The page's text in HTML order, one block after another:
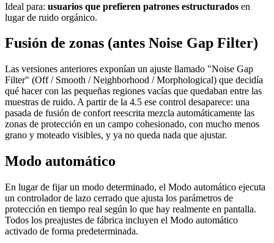
Ideal para: usuarios que prefieren patrones estructurados en
lugar de ruido orgánico.
Fusión de zonas (antes Noise Gap Filter)
Las versiones anteriores exponían un ajuste llamado "Noise Gap
Filter" (Off / Smooth / Neighborhood / Morphological) que decidía
qué hacer con las pequeñas regiones vacías que quedaban entre las
muestras de ruido. A partir de la 4.5 ese control desaparece: una
pasada de fusión de confort reescrita mezcla automáticamente las
zonas de protección en un campo cohesionado, con mucho menos
grano y moteado visibles, y ya no queda nada que ajustar.
Modo automático
En lugar de fijar un modo determinado, el Modo automático ejecuta
un controlador de lazo cerrado que ajusta los parámetros de
protección en tiempo real según lo que hay realmente en pantalla.
Todos los preajustes de fábrica incluyen el Modo automático
activado de forma predeterminada.